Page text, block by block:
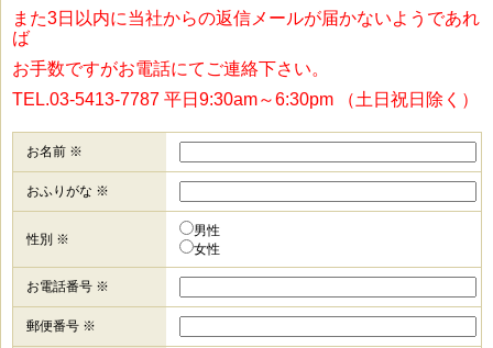
また3日以内に当社からの返信メールが届かないようであれ
ば
お手数ですがお電話にてご連絡下さい。
TEL.03-5413-7787 平日9:30am～6:30pm （土日祝日除く）
お名前 ※
おふりがな ※
性別 ※
男性
女性
お電話番号 ※
郵便番号 ※